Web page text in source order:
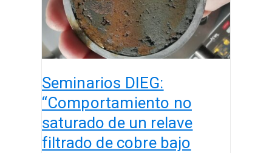
Seminarios DIEG:
“Comportamiento no
saturado de un relave
filtrado de cobre bajo
de
un
relave
filtrado
cobre
bajo
carga
monótonas
y